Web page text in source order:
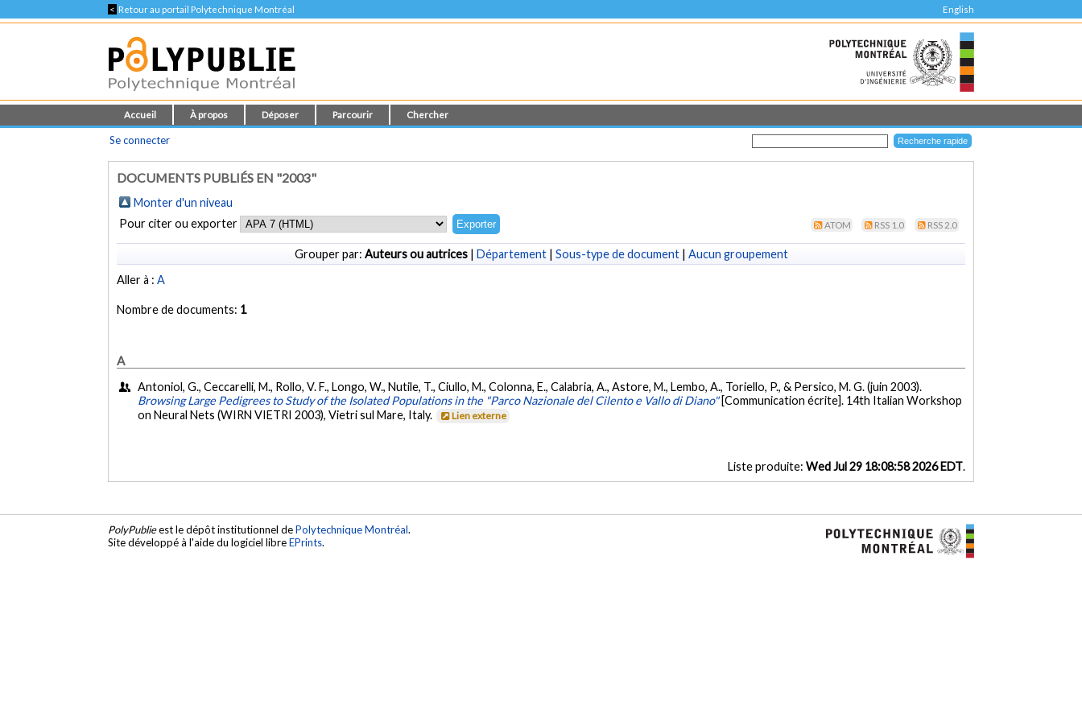
< Retour au portail Polytechnique Montréal English
Accueil À propos Déposer Parcourir Chercher
Se connecter
DOCUMENTS PUBLIÉS EN "2003"
Monter d'un niveau
Pour citer ou exporter
ATOM RSS 1.0 RSS 2.0
Grouper par: Auteurs ou autrices| Département| Sous-type de document| Aucun groupement
Aller à :A
Nombre de documents: 1
A
Antoniol, G., Ceccarelli, M., Rollo, V. F., Longo, W., Nutile, T., Ciullo, M., Colonna, E., Calabria, A., Astore, M., Lembo, A., Toriello, P., & Persico, M. G. (juin 2003).
Browsing Large Pedigrees to Study of the Isolated Populations in the "Parco Nazionale del Cilento e Vallo di Diano" [Communication écrite]. 14th Italian Workshop
on Neural Nets (WIRN VIETRI 2003), Vietri sul Mare, Italy.
Lien externe
Liste produite: Wed Jul 29 18:08:58 2026 EDT.
PolyPublieest le dépôt institutionnel dePolytechnique Montréal.
Site développé à l'aide du logiciel libreEPrints.